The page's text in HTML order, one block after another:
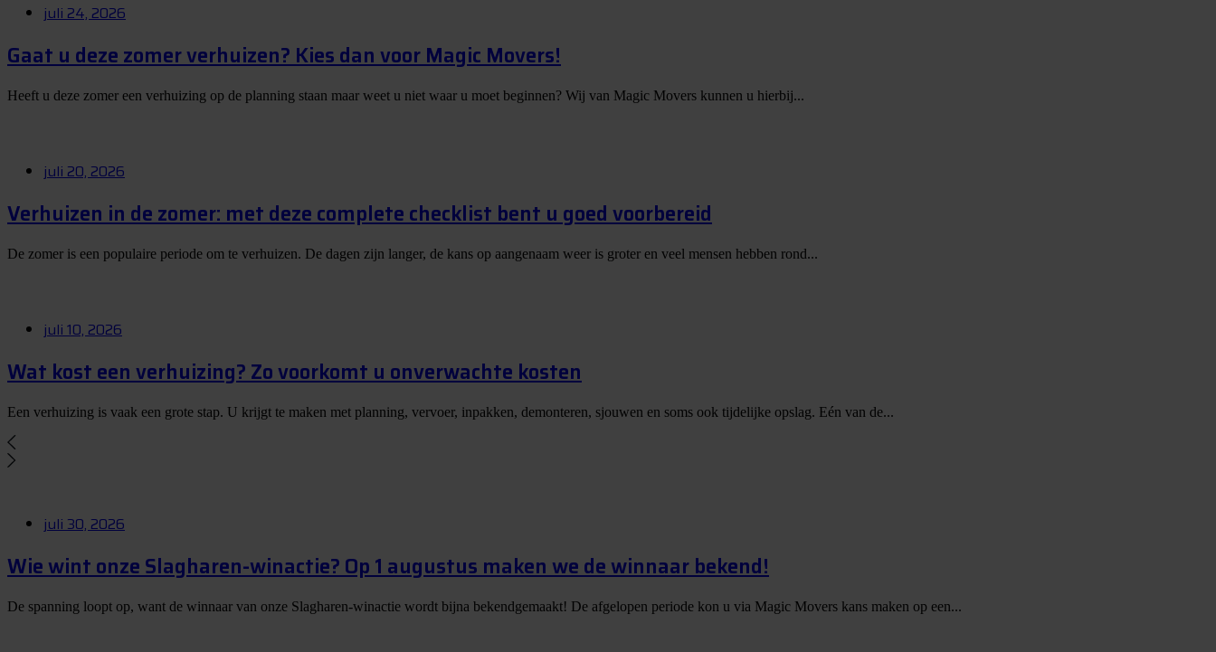
juli 24, 2026
Gaat u deze zomer verhuizen? Kies dan voor Magic Movers!
Heeft u deze zomer een verhuizing op de planning staan maar weet u niet waar u moet beginnen? Wij van Magic Movers kunnen u hierbij...
juli 20, 2026
Verhuizen in de zomer: met deze complete checklist bent u goed voorbereid
De zomer is een populaire periode om te verhuizen. De dagen zijn langer, de kans op aangenaam weer is groter en veel mensen hebben rond...
juli 10, 2026
Wat kost een verhuizing? Zo voorkomt u onverwachte kosten
Een verhuizing is vaak een grote stap. U krijgt te maken met planning, vervoer, inpakken, demonteren, sjouwen en soms ook tijdelijke opslag. Eén van de...
juli 30, 2026
Wie wint onze Slagharen-winactie? Op 1 augustus maken we de winnaar bekend!
De spanning loopt op, want de winnaar van onze Slagharen-winactie wordt bijna bekendgemaakt! De afgelopen periode kon u via Magic Movers kans maken op een...